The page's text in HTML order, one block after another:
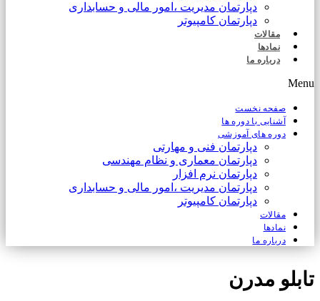
دپارتمان مدیریت ،امور مالی و حسابداری
دپارتمان کامپیوتر
مقالات
نمادها
درباره ما
Menu
صفحه نخست
آشنایی با دوره ها
دوره های آموزشی
دپارتمان فنی و مهارتی
دپارتمان معماری و نظام مهندسی
دپارتمان نرم افزار
دپارتمان مدیریت ،امور مالی و حسابداری
دپارتمان کامپیوتر
مقالات
نمادها
درباره ما
تابلو مدرن